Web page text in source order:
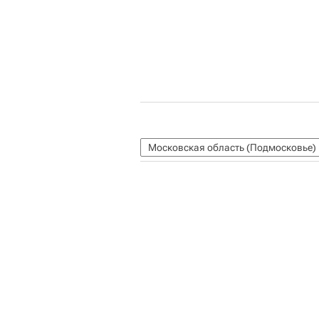
Московская область (Подмосковье)